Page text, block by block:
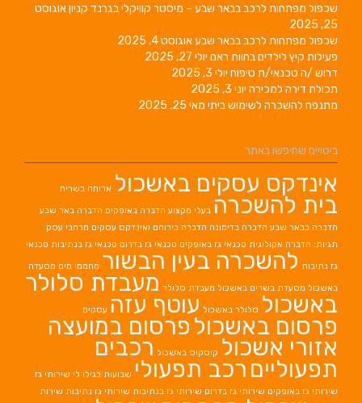
שכפול מפתחות לרכב בבאר שבע – מיסטר קוויקלי בגרנד קניוןאוגוסט
25, 2025
שכפול מפתחות לרכב בבאר שבעאוגוסט 4, 2025
פעילות קיץ לילדים בחוות ראם יולי 27, 2025
דרוש /ה טכנאי/ת טיפוח יולי 3, 2025
תכולת דירה למכירה יוני 3, 2025
מתנפח להשכרה לשימוש ביתי מאי 25, 2025
ביטויים שחיפשו באתר
אינדקס עסקים באשכול ארוחה בשרית
בית להשכרה בעלי מקצוע הדברה באופקים הדברה באר שבע
הדברה בבאר שבע הדברה בדימונה הדברה בירוחם ואינדקס עסקים מרחבי עסק
תגיות: הדברה אקולוגית טכנאי גז באופקים טכנאי גז בדרום טכנאי גז בנתיבות טכנאי
גז נתיבות להשכרה בעין הבשור מחממי מים מסעדה
באשכול מסעדת בשרים באשכול מעבדת סלולר מעבדת סלולר
באשכול סלולר באשכול עוטף עזה עסקים
פרסום באשכול פרסום במועצה
אזורי אשכול קוסקוס באשכול רכבים
תפעוליים רכב תפעולי שבועות בגילו לי שירותי גז
שירותי גז באופקים שירותי גז בדרום שירותי גז בנתיבות שירותי גז נתיבות שירות